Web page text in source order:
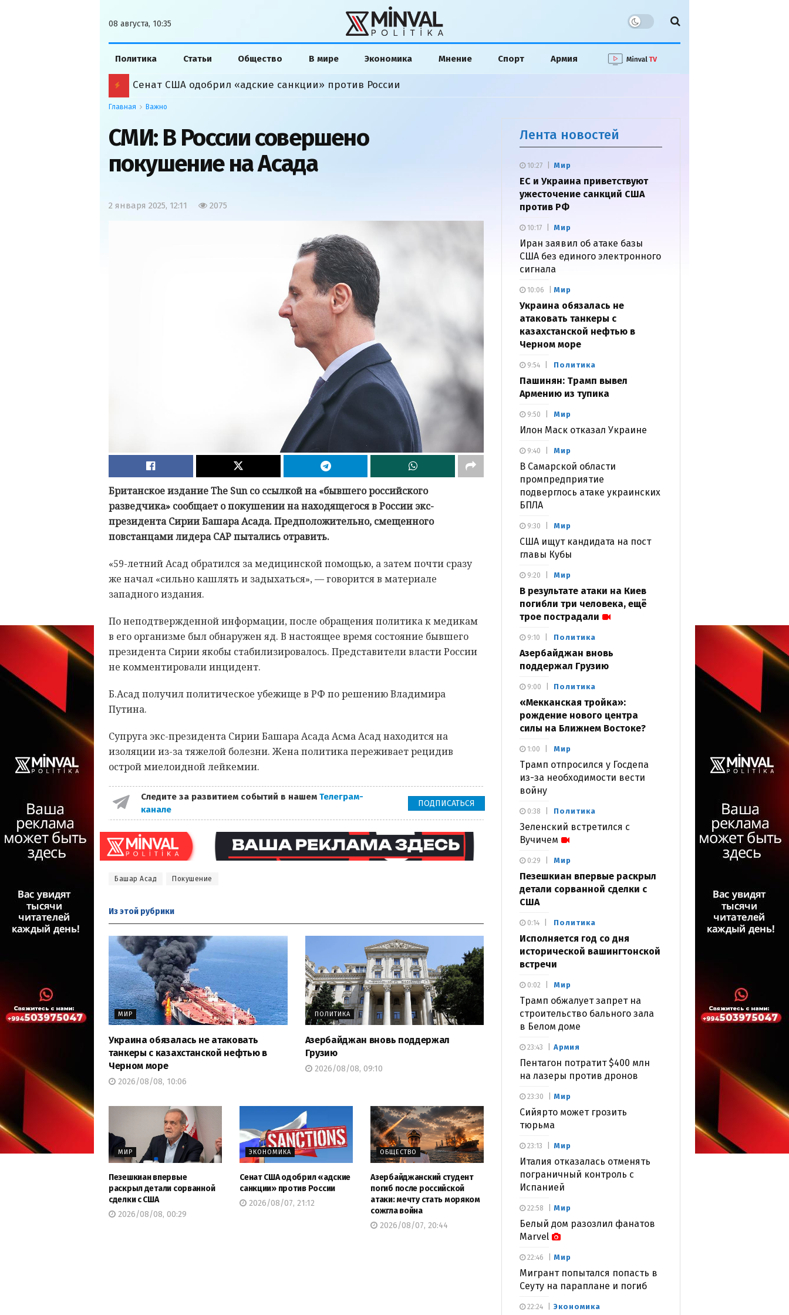
08 августа, 10:35
Политика Статьи Общество В мире Экономика Мнение Спорт Армия
Сенат США одобрил «адские санкции» против России
Главная Важно
СМИ: В России совершено
покушение на Асада
2 января 2025, 12:11 2075
Британское издание The Sun со ссылкой на «бывшего российского
разведчика» сообщает о покушении на находящегося в России экс-
президента Сирии Башара Асада. Предположительно, смещенного
повстанцами лидера САР пытались отравить.
«59-летний Асад обратился за медицинской помощью, а затем почти сразу
же начал «сильно кашлять и задыхаться», — говорится в материале
западного издания.
По неподтвержденной информации, после обращения политика к медикам
в его организме был обнаружен яд. В настоящее время состояние бывшего
президента Сирии якобы стабилизировалось. Представители власти России
не комментировали инцидент.
Б.Асад получил политическое убежище в РФ по решению Владимира
Путина.
Супруга экс-президента Сирии Башара Асада Асма Асад находится на
изоляции из-за тяжелой болезни. Жена политика переживает рецидив
острой миелоидной лейкемии.
Следите за развитием событий в нашем Телеграм-
канале
ПОДПИСАТЬСЯ
Башар Асад Покушение
Из этой рубрики
МИР
Украина обязалась не атаковать
танкеры с казахстанской нефтью в
Черном море
2026/08/08, 10:06
ПОЛИТИКА
Азербайджан вновь поддержал
Грузию
2026/08/08, 09:10
МИР
Пезешкиан впервые
раскрыл детали сорванной
сделки с США
2026/08/08, 00:29
ЭКОНОМИКА
Сенат США одобрил «адские
санкции» против России
2026/08/07, 21:12
ОБЩЕСТВО
Азербайджанский студент
погиб после российской
атаки: мечту стать моряком
сожгла война
2026/08/07, 20:44
Лента новостей
Мир
ЕС и Украина приветствуют
ужесточение санкций США
против РФ
10:27
Мир
Иран заявил об атаке базы
США без единого электронного
сигнала
10:17
Мир
Украина обязалась не
атаковать танкеры с
казахстанской нефтью в
Черном море
10:06
Политика
Пашинян: Трамп вывел
Армению из тупика
9:54
Мир
Илон Маск отказал Украине
9:50
Мир
В Самарской области
промпредприятие
подверглось атаке украинских
БПЛА
9:40
Мир
США ищут кандидата на пост
главы Кубы
9:30
Мир
В результате атаки на Киев
погибли три человека, ещё
трое пострадали
9:20
Политика
Азербайджан вновь
поддержал Грузию
9:10
Политика
«Мекканская тройка»:
рождение нового центра
силы на Ближнем Востоке?
9:00
Мир
Трамп отпросился у Госдепа
из-за необходимости вести
войну
1:00
Политика
Зеленский встретился с
Вучичем
0:38
Мир
Пезешкиан впервые раскрыл
детали сорванной сделки с
США
0:29
Политика
Исполняется год со дня
исторической вашингтонской
встречи
0:14
Мир
Трамп обжалует запрет на
строительство бального зала
в Белом доме
0:02
Армия
Пентагон потратит $400 млн
на лазеры против дронов
23:43
Мир
Сийярто может грозить
тюрьма
23:30
Мир
Италия отказалась отменять
пограничный контроль с
Испанией
23:13
Мир
Белый дом разозлил фанатов
Marvel
22:58
Мир
Мигрант попытался попасть в
Сеуту на параплане и погиб
22:46
Экономика
22:24